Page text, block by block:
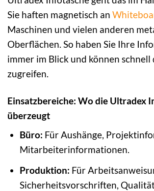
Sie haften magnetisch an
Maschinen und vielen anderen
Oberflächen. So haben Sie Ihre
immer im Blick und können schnell
zugreifen.
Einsatzbereiche: Wo die Ultradex
überzeugt
Büro: Für Aushänge,
Mitarbeiterinformationen.
Produktion: Für
Sicherheitsvorschriften,